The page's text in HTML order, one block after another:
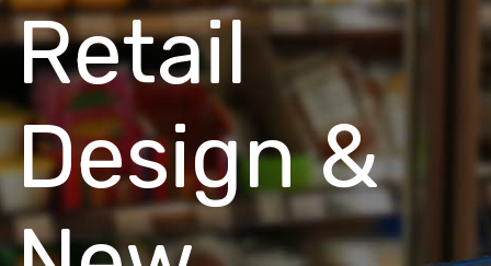
Retail
Design &